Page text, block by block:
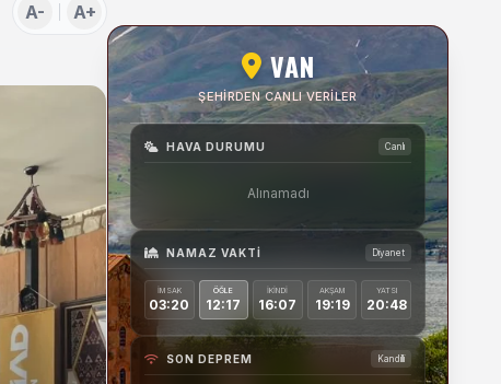
A- A+
VAN
ŞEHIRDEN CANLI VERILER
HAVA DURUMU Canlı
Alınamadı
NAMAZ VAKTI Diyanet
İMSAK
03:20
ÖĞLE
12:17
İKINDI
16:07
AKŞAM
19:19
YATSI
20:48
SON DEPREM Kandilli